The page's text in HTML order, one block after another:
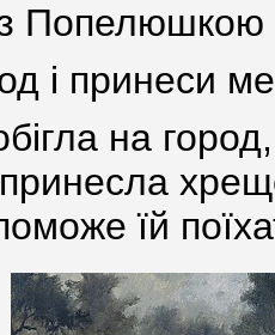
і принеси
на
принесла
їй